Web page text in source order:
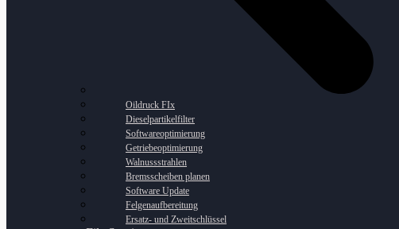
Oildruck FIx
Dieselpartikelfilter
Softwareoptimierung
Getriebeoptimierung
Walnussstrahlen
Bremsscheiben planen
Software Update
Felgenaufbereitung
Ersatz- und Zweitschlüssel